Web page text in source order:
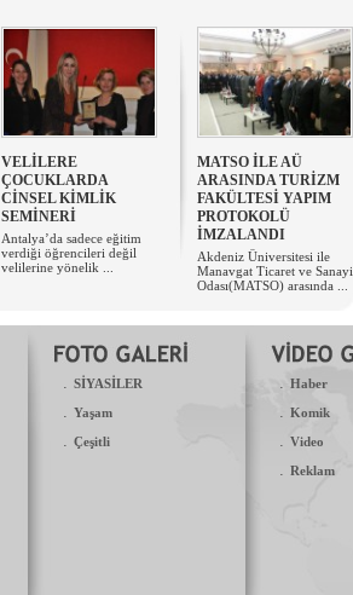
VELİLERE
ÇOCUKLARDA
CİNSEL KİMLİK
SEMİNERİ
Antalya’da sadece eğitim
verdiği öğrencileri değil
velilerine yönelik ...
MATSO İLE AÜ
ARASINDA TURİZM
FAKÜLTESİ YAPIM
PROTOKOLÜ
İMZALANDI
Akdeniz Üniversitesi ile
Manavgat Ticaret ve Sanayi
Odası(MATSO) arasında ...
. SİYASİLER
. Yaşam
. Çeşitli
. Haber
. Komik
. Video
. Reklam